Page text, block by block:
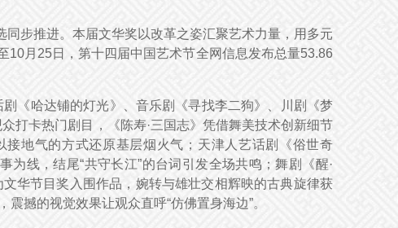
步推进。本届文华奖以改革之姿汇聚艺术力量，用多元
月25日，第十四届中国艺术节全网信息发布总量53.86
《哈达铺的灯光》、音乐剧《寻找李二狗》、川剧《梦
打卡热门剧目，《陈寿·三国志》凭借舞美技术创新细节
地气的方式还原基层烟火气；天津人艺话剧《俗世奇
为线，结尾“共守长江”的台词引发全场共鸣；舞剧《醒·
华节目奖入围作品，婉转与雄壮交相辉映的古典旋律获
撼的视觉效果让观众直呼“仿佛置身海边”。